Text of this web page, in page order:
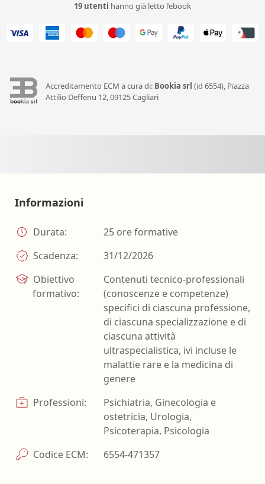
19 utenti hanno già letto l’ebook
Accreditamento ECM a cura di: Bookia srl (id 6554), Piazza
Attilio Deffenu 12, 09125 Cagliari
Informazioni
Durata:
25 ore formative
Scadenza:
31/12/2026
Obiettivo
formativo:
Contenuti tecnico-professionali
(conoscenze e competenze)
specifici di ciascuna professione,
di ciascuna specializzazione e di
ciascuna attività
ultraspecialistica, ivi incluse le
malattie rare e la medicina di
genere
Professioni:
Psichiatria, Ginecologia e
ostetricia, Urologia,
Psicoterapia, Psicologia
Codice ECM:
6554-471357